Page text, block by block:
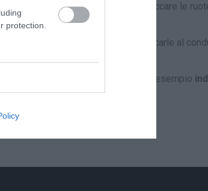
protection.
e confortevole. Potresti dover bloccare le
del bagno a bordo, puoi comunicarle al
, come ad esempio